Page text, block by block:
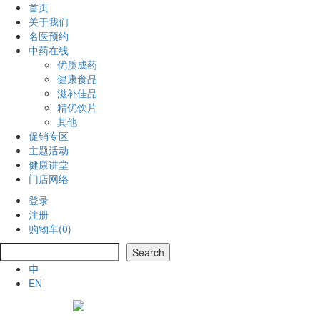
首页
关于我们
名医预约
中药在线
优质成药
健康食品
滋补佳品
精优饮片
其他
促销专区
主题活动
健康讲堂
门店网络
登录
注册
购物车(0)
索
Search
中
EN